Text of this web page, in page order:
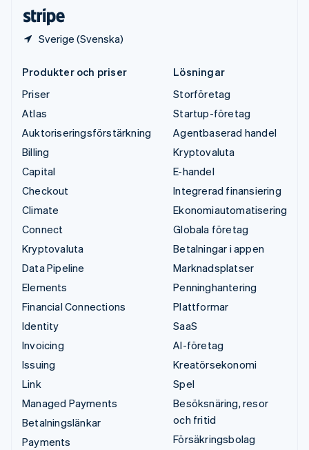
Sverige (Svenska)
Produkter och priser
Priser
Atlas
Auktoriseringsförstärkning
Billing
Capital
Checkout
Climate
Connect
Kryptovaluta
Data Pipeline
Elements
Financial Connections
Identity
Invoicing
Issuing
Link
Managed Payments
Betalningslänkar
Payments
Lösningar
Storföretag
Startup-företag
Agentbaserad handel
Kryptovaluta
E-handel
Integrerad finansiering
Ekonomiautomatisering
Globala företag
Betalningar i appen
Marknadsplatser
Penninghantering
Plattformar
SaaS
AI-företag
Kreatörsekonomi
Spel
Besöksnäring, resor
och fritid
Försäkringsbolag